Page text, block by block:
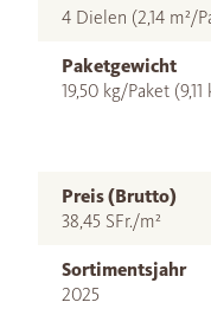
4 Dielen (2,14 m²/
Paketgewicht
19,50 kg/Paket (9,11
Preis (Brutto)
38,45 SFr./m²
Sortimentsjahr
2025